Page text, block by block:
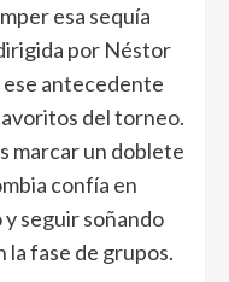
esa sequía
por Néstor
antecedente
del torneo.
marcar un doblete
confía en
seguir soñando
la fase de grupos.